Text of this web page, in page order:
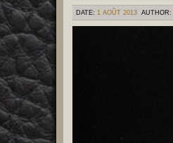
DATE: 1 AOÛT 2013 AUTHOR: